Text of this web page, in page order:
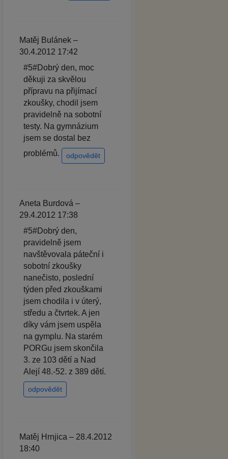
Matěj Bulánek –
30.4.2012 17:42
#5#Dobrý den, moc
děkuji za skvělou
přípravu na přijímací
zkoušky, chodil jsem
pravidelně na sobotní
testy. Na gymnázium
jsem se dostal bez
problémů.
odpovědět
Aneta Burdová –
29.4.2012 17:38
#5#Dobrý den,
pravidelně jsem
navštěvovala páteční i
sobotní zkoušky
nanečisto, poslední
týden před zkouškami
jsem chodila i v úterý,
středu a čtvrtek. A jen
díky vám jsem uspěla
na gymplu. Na starém
PORGu jsem skončila
3. ze 103 dětí a Nad
Alejí 48.-52. z 389 dětí.
odpovědět
Matěj Hrnjica – 28.4.2012
18:40